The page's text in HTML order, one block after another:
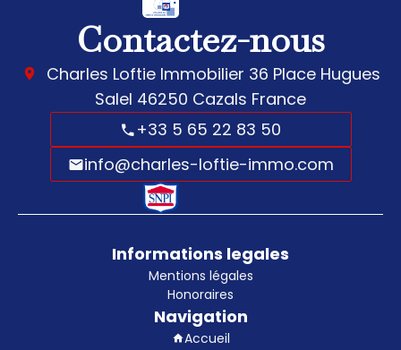
Contactez-nous
Charles Loftie Immobilier 36 Place Hugues
Salel 46250 Cazals France
+33 5 65 22 83 50
info@charles-loftie-immo.com
Informations legales
Mentions légales
Honoraires
Navigation
Accueil